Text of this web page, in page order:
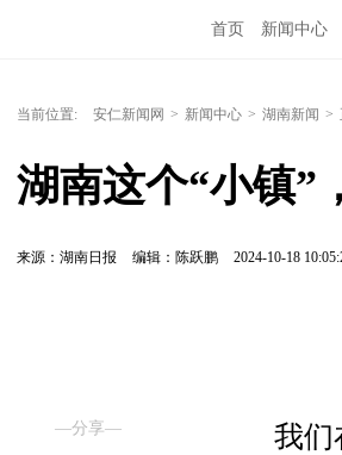
首页 新闻中心
当前位置: 安仁新闻网 > 新闻中心 > 湖南新闻 >
湖南这个“小镇”
来源：湖南日报 编辑：陈跃鹏 2024-10-18
—分享— 我们